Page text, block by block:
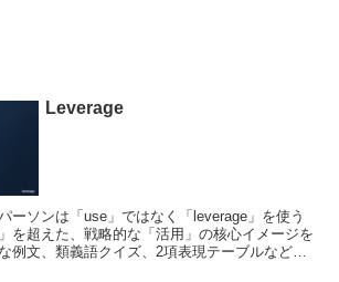
Leverage
ーソンは「use」ではなく「leverage」を使う
を超えた、戦略的な「活用」の核心イメージを
例文、類義語クイズ、2項表現テーブルなど、